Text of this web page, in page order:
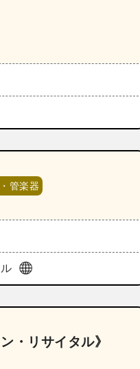
管楽器
・リサイタル》